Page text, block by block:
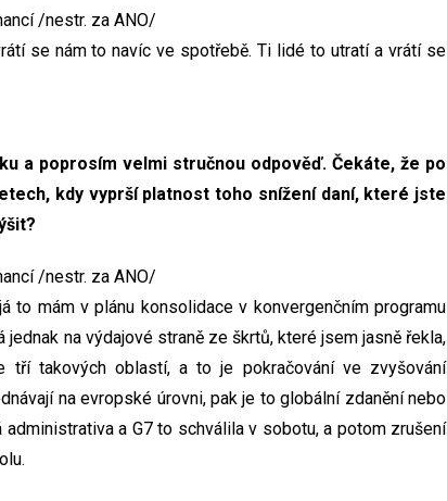
/nestr. za ANO/
se nám to navíc ve spotřebě. Ti lidé to utratí a vrátí se
a poprosím velmi stručnou odpověď. Čekáte, že po
kdy vyprší platnost toho snížení daní, které jste
/nestr. za ANO/
mám v plánu konsolidace v konvergenčním programu
na výdajové straně ze škrtů, které jsem jasně řekla,
takových oblastí, a to je pokračování ve zvyšování
na evropské úrovni, pak je to globální zdanění nebo
a G7 to schválila v sobotu, a potom zrušení